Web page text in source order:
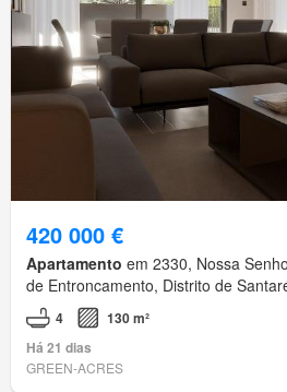
420 000 €
Apartamento em 2330, Nossa
de Entroncamento, Distrito de
4
130 m²
Há 21 dias
GREEN-ACRES